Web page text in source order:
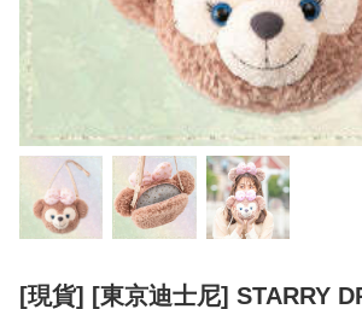
[現貨] [東京迪士尼] STARRY